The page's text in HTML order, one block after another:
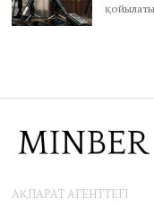
АҚПАРАТ АГЕНТТЕГІ